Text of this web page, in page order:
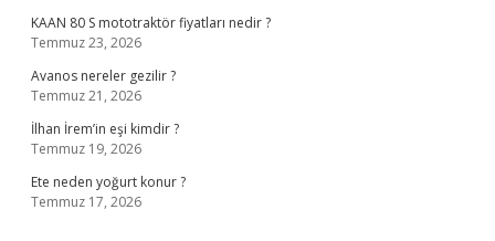
KAAN 80 S mototraktör fiyatları nedir ?
Temmuz 23, 2026
Avanos nereler gezilir ?
Temmuz 21, 2026
İlhan İrem’in eşi kimdir ?
Temmuz 19, 2026
Ete neden yoğurt konur ?
Temmuz 17, 2026